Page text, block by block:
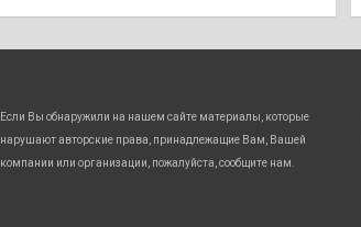
Если Вы обнаружили на нашем сайте материалы, которые
нарушают авторские права, принадлежащие Вам, Вашей
компании или организации, пожалуйста, сообщите нам.